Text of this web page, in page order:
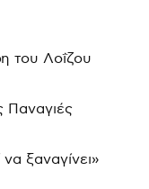
του Λοΐζου
Παναγιές
ξαναγίνει»